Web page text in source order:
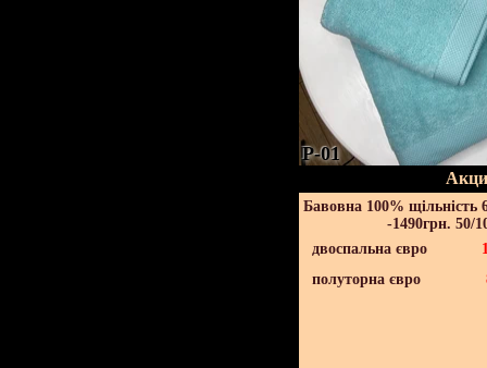
P-01
Бавовна 100% щільність
-1490грн. 50/
двоспальна євро
полуторна євро